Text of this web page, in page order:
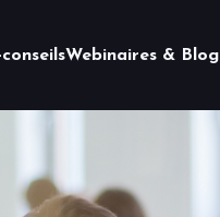
Webinaires & Blog